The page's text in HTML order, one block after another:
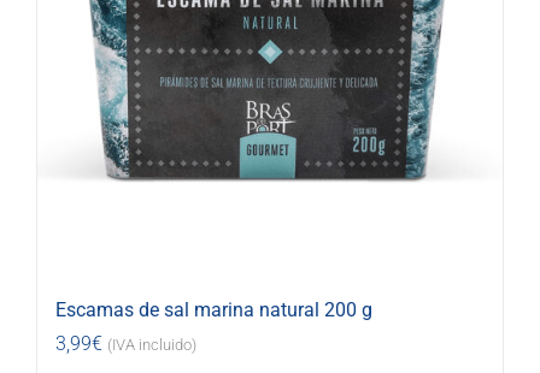
Escamas de sal marina natural 200 g
3,99€ (IVA incluido)